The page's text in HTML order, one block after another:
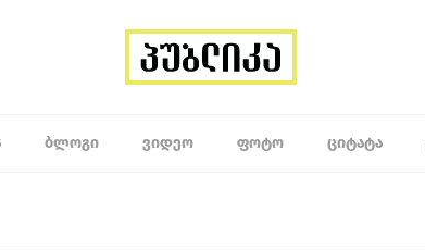
ᲑᲚᲝᲒᲘ ᲕᲘᲓᲔᲝ ᲤᲝᲢᲝ ᲪᲘᲢᲐᲢᲐ